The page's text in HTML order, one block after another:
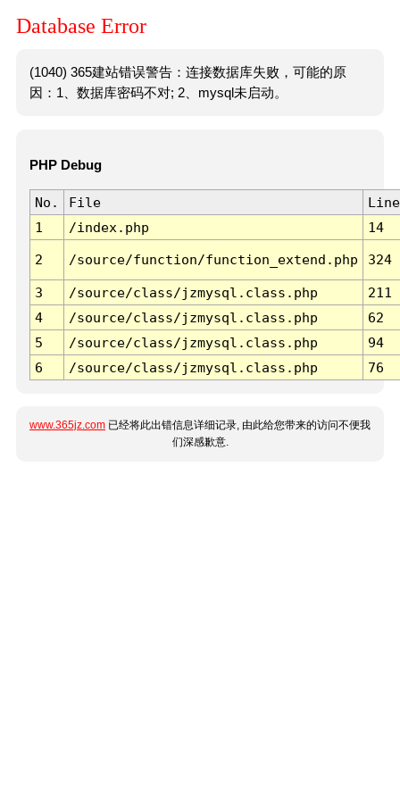
Database Error
(1040) 365建站错误警告：连接数据库失败，可能的原
因：1、数据库密码不对; 2、mysql未启动。
PHP Debug
No. File
Line
1
/index.php 14
2 /source/function/function_extend.php 324
3 /source/class/jzmysql.class.php
211
4
/source/class/jzmysql.class.php
62
5
/source/class/jzmysql.class.php
94
6
/source/class/jzmysql.class.php 76
www.365jz.com 已经将此出错信息详细记录, 由此给您带来的访问不便我
们深感歉意.